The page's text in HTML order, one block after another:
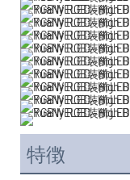
特徴